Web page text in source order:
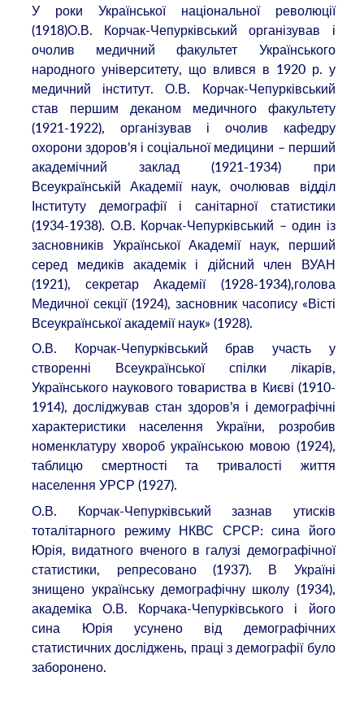
У роки Української національної революції
(1918)О.В. Корчак-Чепурківський організував і
очолив медичний факультет Українського
народного університету, що влився в 1920 р. у
медичний інститут. О.В. Корчак-Чепурківський
став першим деканом медичного факультету
(1921-1922), організував і очолив кафедру
охорони здоров’я і соціальної медицини – перший
академічний заклад (1921-1934) при
Всеукраїнській Академії наук, очолював відділ
Інституту демографії і санітарної статистики
(1934-1938). О.В. Корчак-Чепурківський – один із
засновників Української Академії наук, перший
серед медиків академік і дійсний член ВУАН
(1921), секретар Академії (1928-1934),голова
Медичної секції (1924), засновник часопису «Вісті
Всеукраїнської академії наук» (1928).
О.В. Корчак-Чепурківський брав участь у
створенні Всеукраїнської спілки лікарів,
Українського наукового товариства в Києві (1910-
1914), досліджував стан здоров’я і демографічні
характеристики населення України, розробив
номенклатуру хвороб українською мовою (1924),
таблицю смертності та тривалості життя
населення УРСР (1927).
О.В. Корчак-Чепурківський зазнав утисків
тоталітарного режиму НКВС СРСР: сина його
Юрія, видатного вченого в галузі демографічної
статистики, репресовано (1937). В Україні
знищено українську демографічну школу (1934),
академіка О.В. Корчака-Чепурківського і його
сина Юрія усунено від демографічних
статистичних досліджень, праці з демографії було
заборонено.